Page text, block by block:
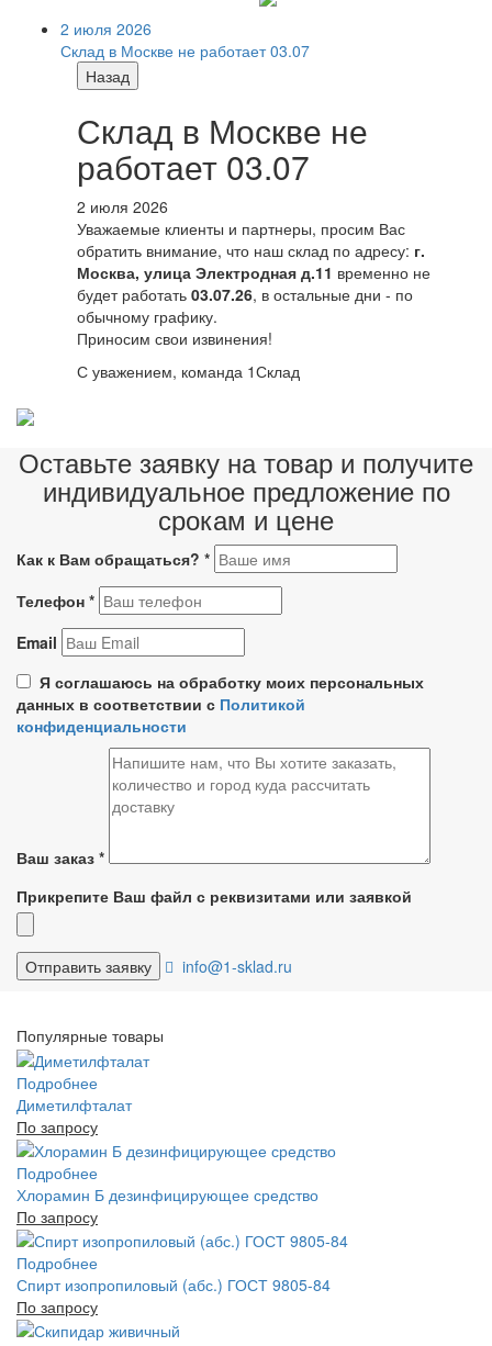
2 июля 2026
Склад в Москве не работает 03.07
Назад
Склад в Москве не
работает 03.07
2 июля 2026
Уважаемые клиенты и партнеры, просим Вас
обратить внимание, что наш склад по адресу: г.
Москва, улица Электродная д.11 временно не
будет работать 03.07.26, в остальные дни - по
обычному графику.
Приносим свои извинения!
С уважением, команда 1Склад
Оставьте заявку на товар и получите
индивидуальное предложение по
срокам и цене
Как к Вам обращаться? *
Телефон *
Email
Я соглашаюсь на обработку моих персональных
данных в соответствии с Политикой
конфиденциальности
Ваш заказ *
Прикрепите Ваш файл с реквизитами или заявкой
info@1-sklad.ru
Популярные товары
Подробнее
Диметилфталат
По запросу
Подробнее
Хлорамин Б дезинфицирующее средство
По запросу
Подробнее
Спирт изопропиловый (абс.) ГОСТ 9805-84
По запросу